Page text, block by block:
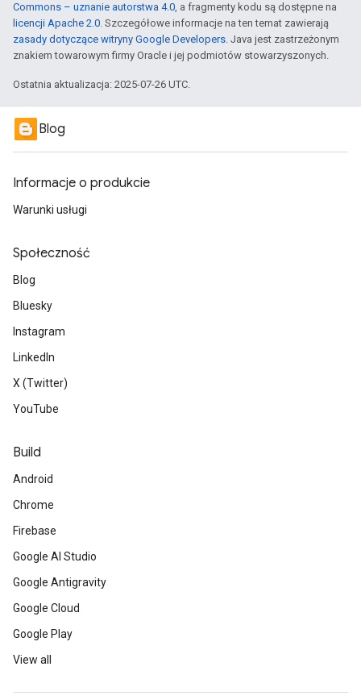
Commons – uznanie autorstwa 4.0, a fragmenty kodu są dostępne na
licencji Apache 2.0. Szczegółowe informacje na ten temat zawierają
zasady dotyczące witryny Google Developers. Java jest zastrzeżonym
znakiem towarowym firmy Oracle i jej podmiotów stowarzyszonych.
Ostatnia aktualizacja: 2025-07-26 UTC.
Blog
Informacje o produkcie
Warunki usługi
Społeczność
Blog
Bluesky
Instagram
LinkedIn
X (Twitter)
YouTube
Build
Android
Chrome
Firebase
Google AI Studio
Google Antigravity
Google Cloud
Google Play
View all